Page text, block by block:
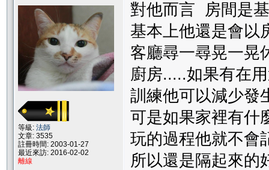
等級: 法師
文章: 3535
註冊時間: 2003-01-27
最近來訪: 2016-02-02
離線
對他而言 房間是
基本上他還是會以
客廳尋一尋晃一晃
廚房.....如果有在
訓練他可以減少發
可是如果家裡有什
玩的過程他就不會
所以還是隔起來的